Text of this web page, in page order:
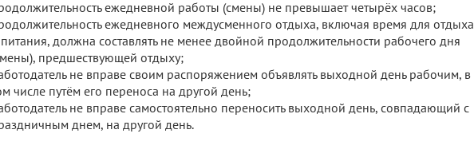
ежедневной работы (смены) не превышает четырёх часов;
ежедневного междусменного отдыха, включая время для отдыха
должна составлять не менее двойной продолжительности рабочего дня
предшествующей отдыху;
не вправе своим распоряжением объявлять выходной день рабочим, в
числе путём его переноса на другой день;
не вправе самостоятельно переносить выходной день, совпадающий с
днем, на другой день.